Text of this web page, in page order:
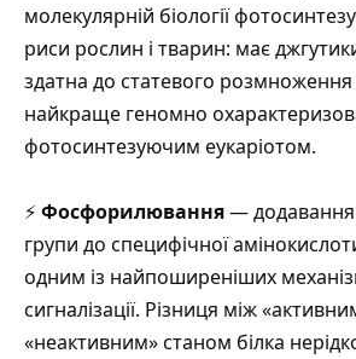
молекулярній біології
риси рослин і тварин: має
здатна до статевого розмноження
найкраще геномно
фотосинтезуючим еукаріотом.
⚡Фосфорилювання—
групи до специфічної
одним із найпоширеніших
сигналізації. Різниця між
«неактивним» станом білка